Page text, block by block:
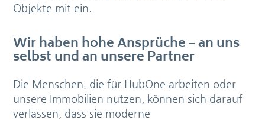
Objekte mit ein.
Wir haben hohe Ansprüche – an uns
selbst und an unsere Partner
Die Menschen, die für HubOne arbeiten oder
unsere Immobilien nutzen, können sich darauf
verlassen, dass sie moderne